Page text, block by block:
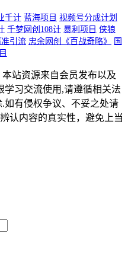
千计 蓝海项目 视频号分成计划
千梦网创108计 暴利项目 侠狼
引流 忠余网创《百战奇略》
国
本站资源来自会员发布以及
学习交流使用,请遵循相关法
如有侵权争议、不妥之处请
认内容的真实性，避免上当